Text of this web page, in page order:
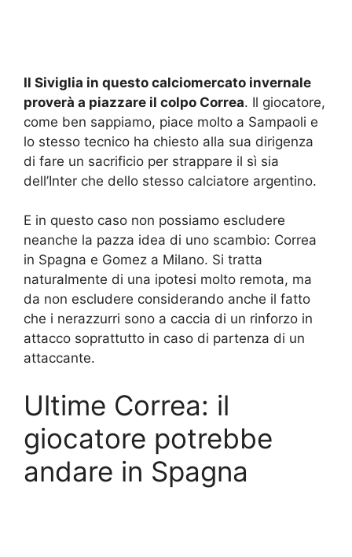
Il Siviglia in questo calciomercato invernale
proverà a piazzare il colpo Correa. Il giocatore,
come ben sappiamo, piace molto a Sampaoli e
lo stesso tecnico ha chiesto alla sua dirigenza
di fare un sacrificio per strappare il sì sia
dell’Inter che dello stesso calciatore argentino.
E in questo caso non possiamo escludere
neanche la pazza idea di uno scambio: Correa
in Spagna e Gomez a Milano. Si tratta
naturalmente di una ipotesi molto remota, ma
da non escludere considerando anche il fatto
che i nerazzurri sono a caccia di un rinforzo in
attacco soprattutto in caso di partenza di un
attaccante.
Ultime Correa: il
giocatore potrebbe
andare in Spagna